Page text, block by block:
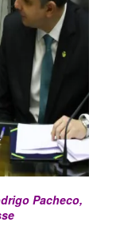
Pacheco,